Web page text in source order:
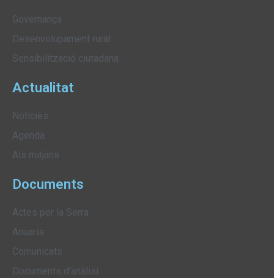
Governança
Desenvolupament rural
Sensibilització ciutadana
Actualitat
Notícies
Agenda
Als mitjans
Documents
Actes per la Serra
Anuaris
Comunicats
Documents d'anàlisi